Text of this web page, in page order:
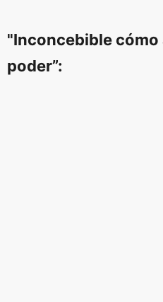
"Inconcebible
poder”: